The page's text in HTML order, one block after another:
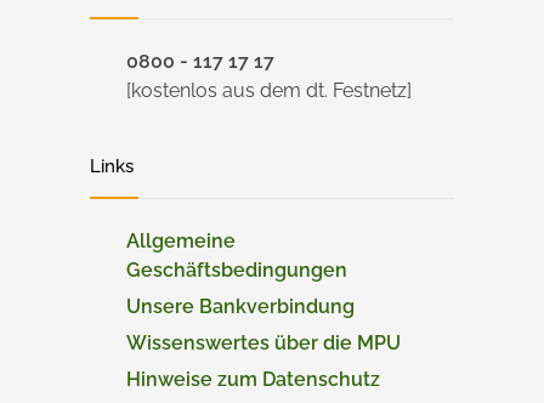
0800 - 117 17 17
[kostenlos aus dem dt. Festnetz]
Links
Allgemeine
Geschäftsbedingungen
Unsere Bankverbindung
Wissenswertes über die MPU
Hinweise zum Datenschutz